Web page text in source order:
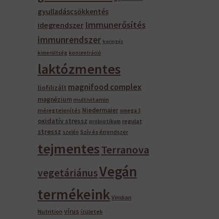
gyulladáscsökkentés
idegrendszer Immunerősítés
immunrendszer keringés
kimerültség koncentráció
laktózmentes
liofilizált magnifood complex
magnézium multivitamin
méregtelenítés Niedermaier omega 3
oxidatív stressz probiotikum regulat
stressz szelén Szív és érrendszer
tejmentesTerranova
vegetáriánusVegán
termékeink Viridian
Nutrition vírus ízületek